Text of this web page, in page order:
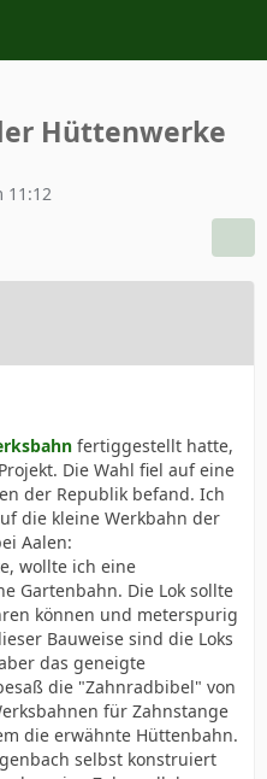
Hüttenwerke
11:12
fertiggestellt hatte,
Die Wahl fiel auf eine
der Republik befand. Ich
die kleine Werkbahn der
Aalen:
wollte ich eine
Gartenbahn. Die Lok sollte
können und meterspurig
Bauweise sind die Loks
das geneigte
die "Zahnradbibel" von
für Zahnstange
die erwähnte Hüttenbahn.
selbst konstruiert